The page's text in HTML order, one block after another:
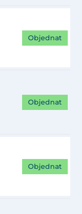
Objednat
Objednat
Objednat